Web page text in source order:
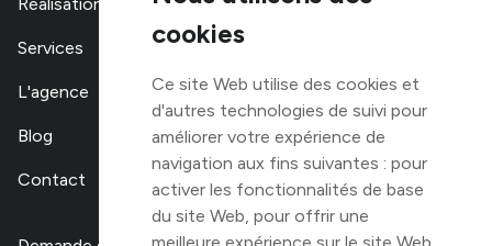
cookies
Ce site Web utilise des cookies et
d'autres technologies de suivi pour
améliorer votre expérience de
navigation aux fins suivantes : pour
activer les fonctionnalités de base
du site Web, pour offrir une
Services
L'agence
Blog
Contact